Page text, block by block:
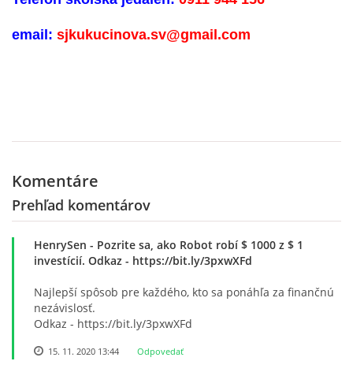
ORGANIZÁCIA DŇA
JEDÁLNY LÍSTOK
RECEPTY
ZDRAVÝ ÚSMEV
email: sjkukucinova.sv@gmail.com
Komentáre
Prehľad komentárov
HenrySen - Pozrite sa, ako Robot robí $ 1000 z $ 1
investícií. Odkaz - https://bit.ly/3pxwXFd
Najlepší spôsob pre každého, kto sa ponáhľa za finančnú
nezávislosť.
Odkaz - https://bit.ly/3pxwXFd
15. 11. 2020 13:44 Odpovedať